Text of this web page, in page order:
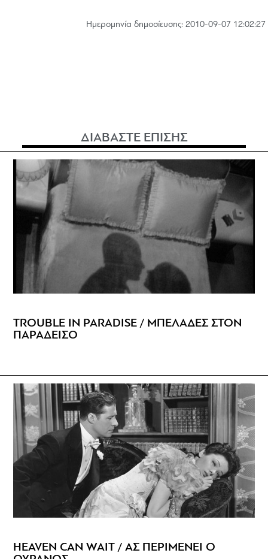
Hμερομηνία δημοσίευσης: 2010-09-07 12:02:27
ΔΙΑΒΑΣΤΕ ΕΠΙΣΗΣ
TROUBLE IN PARADISE / ΜΠΕΛΑΔΕΣ ΣΤΟΝ
ΠΑΡΑΔΕΙΣΟ
HEAVEN CAN WAIT / AΣ ΠΕΡΙΜΕΝΕΙ Ο